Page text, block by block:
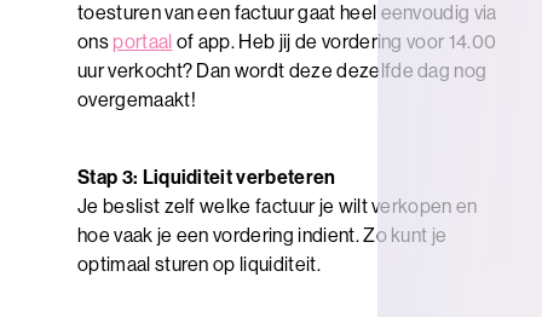
toesturen van een factuur gaat heel eenvoudig via
ons portaal of app. Heb jij de vordering voor 14.00
uur verkocht? Dan wordt deze dezelfde dag nog
overgemaakt!
Stap 3: Liquiditeit verbeteren
Je beslist zelf welke factuur je wilt verkopen en
hoe vaak je een vordering indient. Zo kunt je
optimaal sturen op liquiditeit.